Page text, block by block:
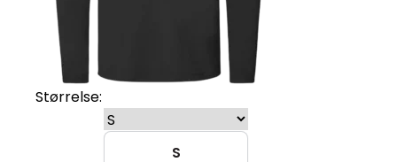
Størrelse:
S